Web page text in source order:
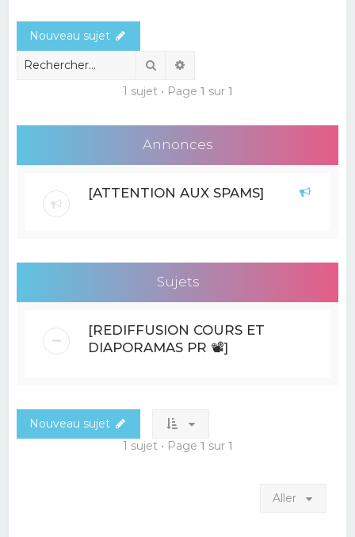
r
Nouveau sujet
Rechercher
1 sujet • Page 1 sur 1
Annonces
[ATTENTION AUX SPAMS]
Sujets
[REDIFFUSION COURS ET
DIAPORAMAS PR 📽]
Nouveau sujet
1 sujet • Page 1 sur 1
Aller